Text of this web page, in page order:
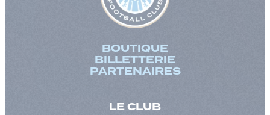
BOUTIQUE
BILLETTERIE
PARTENAIRES
LE CLUB